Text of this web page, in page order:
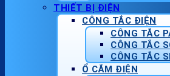
THIẾT BỊ ĐIỆN
CÔNG TẮC ĐIỆN
CÔNG TẮC
CÔNG TẮC
CÔNG TẮC
Ổ CẮM ĐIỆN